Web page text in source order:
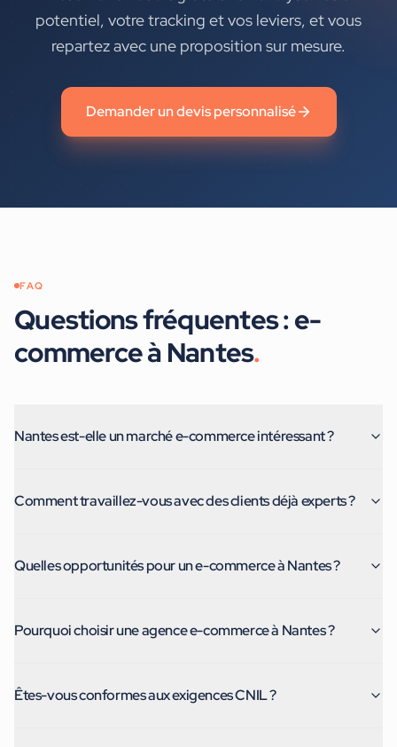
potentiel, votre tracking et vos leviers, et vous
repartez avec une proposition sur mesure.
Demander un devis personnalisé
FAQ
Questions fréquentes :e-
commerceà Nantes.
Nantes est-elle un marché e-commerce intéressant ?
Comment travaillez-vous avec des clients déjà experts ?
Quelles opportunités pour un e-commerce à Nantes ?
Pourquoi choisir une agence e-commerce à Nantes ?
Êtes-vous conformes aux exigences CNIL ?